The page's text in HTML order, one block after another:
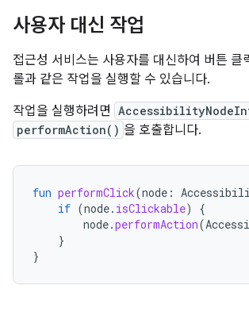
사용자 대신 작업
접근성 서비스는 사용자를 대신하여 버튼 클
롤과 같은 작업을 실행할 수 있습니다.
작업을 실행하려면
performAction() 을 호출합니다.
fun performClick(node :
if (node. isClickable)
{
node.performAction(
}
}